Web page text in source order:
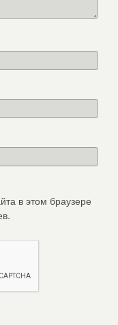
в этом браузере